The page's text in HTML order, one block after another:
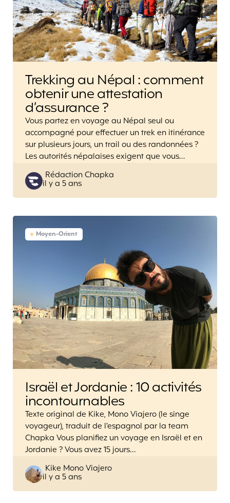
Trekking au Népal : comment
obtenir une attestation
d’assurance ?
Vous partez en voyage au Népal seul ou
accompagné pour effectuer un trek en itinérance
sur plusieurs jours, un trail ou des randonnées ?
Les autorités népalaises exigent que vous…
Posted
by
Rédaction Chapka
il y a 5 ans
Moyen-Orient
Israël et Jordanie : 10 activités
incontournables
Texte original de Kike, Mono Viajero (le singe
voyageur), traduit de l’espagnol par la team
Chapka Vous planifiez un voyage en Israël et en
Jordanie ? Vous avez 15 jours…
Posted
by
Kike Mono Viajero
il y a 5 ans